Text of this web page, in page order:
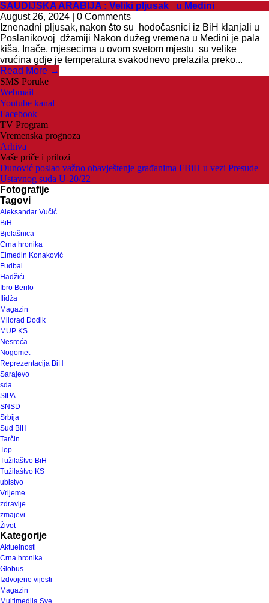
SAUDIJSKA ARABIJA : Veliki pljusak u Medini
August 26, 2024 | 0 Comments
Iznenadni pljusak, nakon što su hodočasnici iz BiH klanjali u
Poslanikovoj džamiji Nakon dužeg vremena u Medini je pala
kiša. Inače, mjesecima u ovom svetom mjestu su velike
vrućina gdje je temperatura svakodnevo prelazila preko...
Read More →
SMS Poruke
Webmail
Youtube kanal
Facebook
TV Program
Vremenska prognoza
Arhiva
Vaše priče i prilozi
Dunović poslao važno obavještenje građanima FBiH u vezi Presude
Ustavnog suda U-20/22
Fotografije
Tagovi
Aleksandar Vučić
BiH
Bjelašnica
Crna hronika
Elmedin Konaković
Fudbal
Hadžići
Ibro Berilo
Ilidža
Magazin
Milorad Dodik
MUP KS
Nesreća
Nogomet
Reprezentacija BiH
Sarajevo
sda
SIPA
SNSD
Srbija
Sud BiH
Tarčin
Top
Tužilaštvo BiH
Tužilaštvo KS
ubistvo
Vrijeme
zdravlje
zmajevi
Život
Kategorije
Aktuelnosti
Crna hronika
Globus
Izdvojene vijesti
Magazin
Multimedija Sve